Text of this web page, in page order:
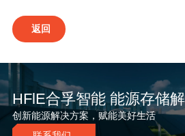
返回
HFlE合孚智能 能源存储
创新能源解决方案，赋能美好生活